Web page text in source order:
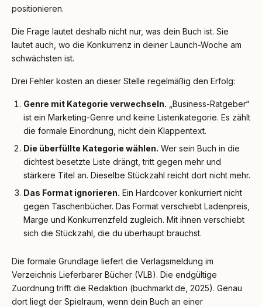
positionieren.
Die Frage lautet deshalb nicht nur, was dein Buch ist. Sie
lautet auch, wo die Konkurrenz in deiner Launch-Woche am
schwächsten ist.
Drei Fehler kosten an dieser Stelle regelmäßig den Erfolg:
Genre mit Kategorie verwechseln. „Business-Ratgeber“
ist ein Marketing-Genre und keine Listenkategorie. Es zählt
die formale Einordnung, nicht dein Klappentext.
Die überfüllte Kategorie wählen. Wer sein Buch in die
dichtest besetzte Liste drängt, tritt gegen mehr und
stärkere Titel an. Dieselbe Stückzahl reicht dort nicht mehr.
Das Format ignorieren. Ein Hardcover konkurriert nicht
gegen Taschenbücher. Das Format verschiebt Ladenpreis,
Marge und Konkurrenzfeld zugleich. Mit ihnen verschiebt
sich die Stückzahl, die du überhaupt brauchst.
Die formale Grundlage liefert die Verlagsmeldung im
Verzeichnis Lieferbarer Bücher (VLB). Die endgültige
Zuordnung trifft die Redaktion (buchmarkt.de, 2025). Genau
dort liegt der Spielraum, wenn dein Buch an einer